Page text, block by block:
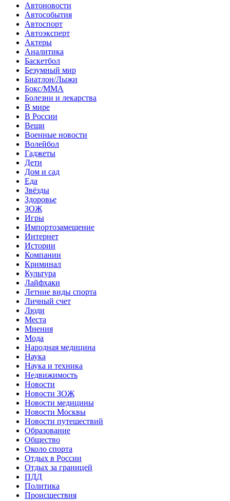
Автоновости
Автособытия
Автоспорт
Автоэксперт
Актеры
Аналитика
Баскетбол
Безумный мир
Биатлон/Лыжи
Бокс/MMA
Болезни и лекарства
В мире
В России
Вещи
Военные новости
Волейбол
Гаджеты
Дети
Дом и сад
Еда
Звёзды
Здоровье
ЗОЖ
Игры
Импортозамещение
Интернет
Истории
Компании
Криминал
Культура
Лайфхаки
Летние виды спорта
Личный счет
Люди
Места
Мнения
Мода
Народная медицина
Наука
Наука и техника
Недвижимость
Новости
Новости ЗОЖ
Новости медицины
Новости Москвы
Новости путешествий
Образование
Общество
Около спорта
Отдых в России
Отдых за границей
ПДД
Политика
Происшествия